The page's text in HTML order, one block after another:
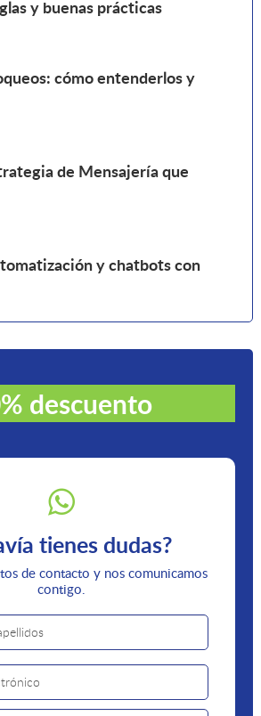
y buenas prácticas
cómo entenderlos y
de Mensajería que
y chatbots con
descuento
tienes dudas?
de contacto y nos comunicamos
contigo.